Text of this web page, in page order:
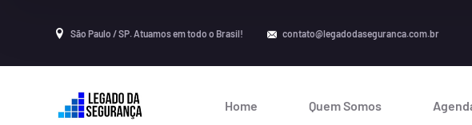
São Paulo / SP. Atuamos em todo o Brasil! contato@legadodaseguranca.com.br
Home Quem Somos